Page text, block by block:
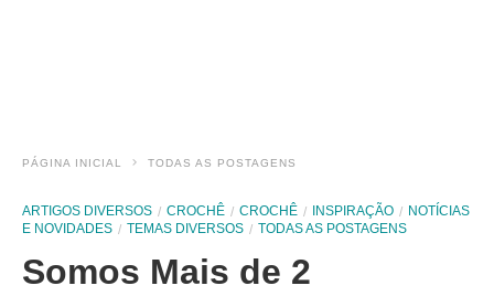
PÁGINA INICIAL TODAS AS POSTAGENS
ARTIGOS DIVERSOS CROCHÊ CROCHÊ INSPIRAÇÃO
NOTÍCIAS
E NOVIDADES
TEMAS DIVERSOS TODAS AS POSTAGENS
Somos Mais de 2